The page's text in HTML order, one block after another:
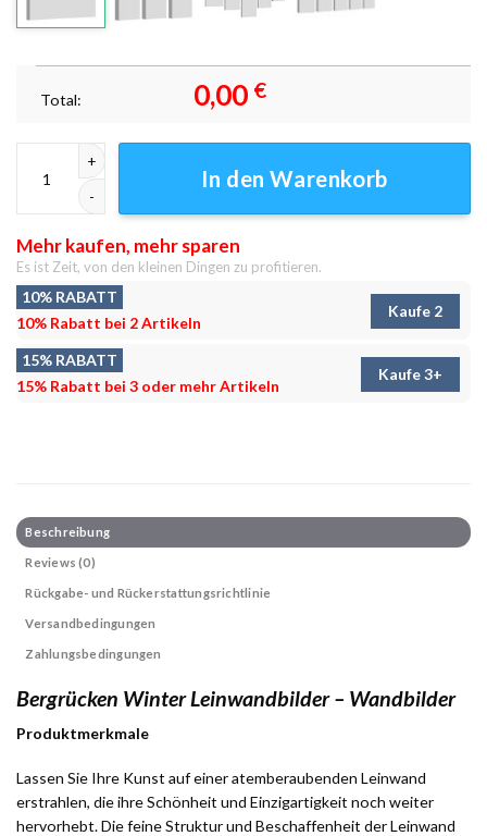
Total: 0,00 €
In den Warenkorb
Mehr kaufen, mehr sparen
Es ist Zeit, von den kleinen Dingen zu profitieren.
10% RABATT
10% Rabatt bei 2 Artikeln
Kaufe 2
15% RABATT
15% Rabatt bei 3 oder mehr Artikeln
Kaufe 3+
Beschreibung
Reviews (0)
Rückgabe- und Rückerstattungsrichtlinie
Versandbedingungen
Zahlungsbedingungen
Bergrücken Winter Leinwandbilder – Wandbilder
Produktmerkmale
Lassen Sie Ihre Kunst auf einer atemberaubenden Leinwand
erstrahlen, die ihre Schönheit und Einzigartigkeit noch weiter
hervorhebt. Die feine Struktur und Beschaffenheit der Leinwand